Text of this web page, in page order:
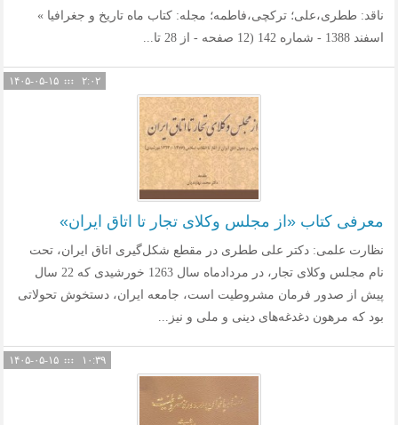
ناقد: ططری،علی؛ ترکچی،فاطمه؛ مجله: کتاب ماه تاریخ و جغرافیا »
اسفند 1388 - شماره 142 (12 صفحه - از 28 تا...
۲:۰۲
معرفی کتاب «از مجلس وکلای تجار تا اتاق ایران»
نظارت علمی: دکتر علی ططری در مقطع شکل‌گیری اتاق ایران، تحت
نام مجلس وکلای تجار، در مردادماه سال 1263 خورشیدی که 22 سال
پیش از صدور فرمان مشروطیت است،‌ جامعه ایران،‌ دستخوش تحولاتی
بود که مرهون دغدغه‌های دینی و ملی و نیز...
۱۰:۳۹